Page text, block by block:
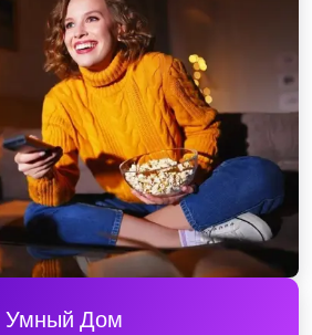
Умный Дом